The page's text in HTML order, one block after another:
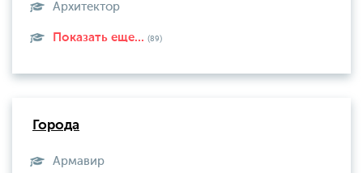
Архитектор
Показать еще... (89)
Города
Армавир